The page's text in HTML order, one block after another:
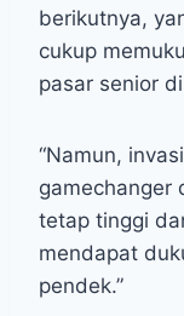
berikutnya,
cukup
pasar senior
“Namun,
gamechanger
tetap tinggi
mendapat
pendek.”